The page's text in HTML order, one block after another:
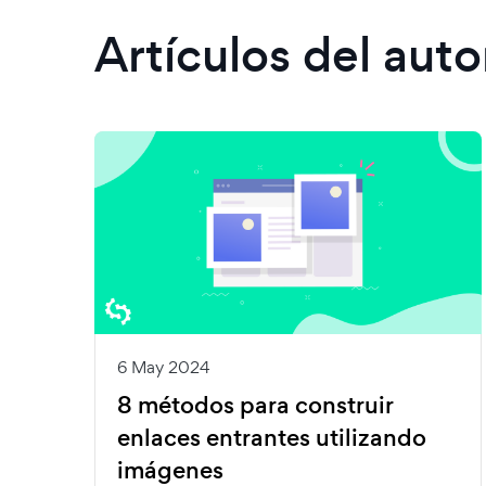
Artículos del
6 May 2024
8 métodos para construir
enlaces entrantes utilizando
imágenes